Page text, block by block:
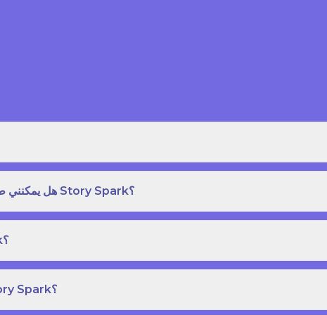
هل يمكنني طلب نسخة مطبوعة بغلاف مقوى من كتاب قصص على Story Spark؟
من ينشئ كتب قصص في مكتبة مجتمع Story Spark؟
هل يمكنني إنشاء ونشر كتاب قصص خاص بي على Story Spark؟